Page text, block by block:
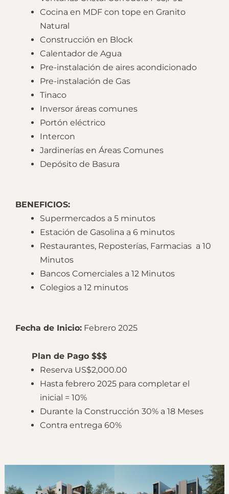
Cocina en MDF con tope en Granito
Natural
Construcción en Block
Calentador de Agua
Pre-instalación de aires acondicionado
Pre-instalación de Gas
Tinaco
Inversor áreas comunes
Portón eléctrico
Intercon
Jardinerías en Áreas Comunes
Depósito de Basura
BENEFICIOS:
Supermercados a 5 minutos
Estación de Gasolina a 6 minutos
Restaurantes, Reposterías, Farmacias a 10
Minutos
Bancos Comerciales a 12 Minutos
Colegios a 12 minutos
Fecha de Inicio: Febrero 2025
Plan de Pago $$$
Reserva US$2,000.00
Hasta febrero 2025 para completar el
inicial = 10%
Durante la Construcción 30% a 18 Meses
Contra entrega 60%
Enviar